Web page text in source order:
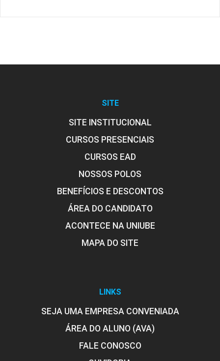
SITE
SITE INSTITUCIONAL
CURSOS PRESENCIAIS
CURSOS EAD
NOSSOS POLOS
BENEFÍCIOS E DESCONTOS
ÁREA DO CANDIDATO
ACONTECE NA UNIUBE
MAPA DO SITE
LINKS
SEJA UMA EMPRESA CONVENIADA
ÁREA DO ALUNO (AVA)
FALE CONOSCO